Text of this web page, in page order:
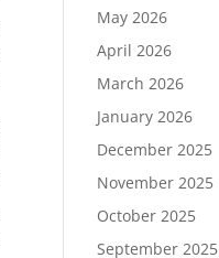
May 2026
April 2026
March 2026
January 2026
December 2025
November 2025
October 2025
September 2025